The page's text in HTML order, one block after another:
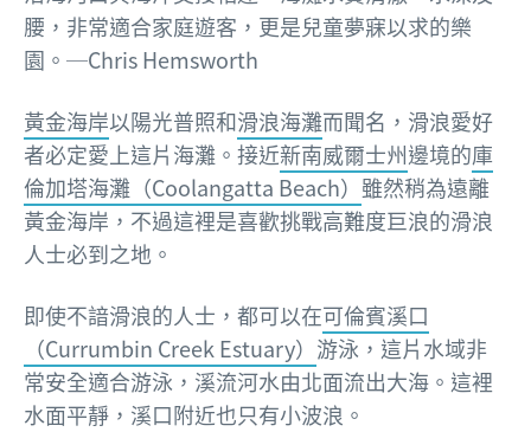
腰，非常適合家庭遊客， 更是兒童夢寐以求的樂
園。─Chris Hemsworth
黃金海岸以陽光普照和滑浪海灘而聞名，滑浪愛好
者必定愛上這片海灘。接近新南威爾士州邊境的庫
倫加塔海灘（Coolangatta Beach） 雖然稍為遠離
黃金海岸，不過這裡是喜歡挑戰高難度巨浪的滑浪
人士必到之地。
即使不諳滑浪的人士，都可以在可倫賓溪口
（Currumbin Creek Estuary） 游泳，這片水域非
常安全適合游泳，溪流河水由北面流出大海。這裡
水面平靜，溪口附近也只有小波浪。